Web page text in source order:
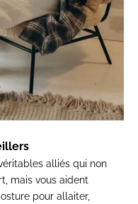
alliés qui non
mais vous aident
pour allaiter,